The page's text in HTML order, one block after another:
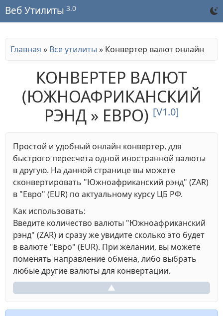
Веб Утилиты 3.0
Главная » Все утилиты » Конвертер валют онлайн
КОНВЕРТЕР ВАЛЮТ
(ЮЖНОАФРИКАНСКИЙ
РЭНД » ЕВРО) [V1.0]
Простой и удобный онлайн конвертер, для
быстрого пересчета одной иностранной валюты
в другую. На данной странице вы можете
сконвертировать "Южноафриканский рэнд" (ZAR)
в "Евро" (EUR) по актуальному курсу ЦБ РФ.
Как использовать:
Введите количество валюты "Южноафриканский
рэнд" (ZAR) и сразу же увидите сколько это будет
в валюте "Евро" (EUR). При желании, вы можете
поменять направление обмена, либо выбрать
любые другие валюты для конвертации.
▲